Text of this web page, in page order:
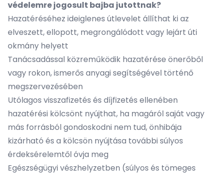
védelemre jogosult bajba jutottnak?
Hazatéréséhez ideiglenes útlevelet állíthat ki az
elveszett, ellopott, megrongálódott vagy lejárt úti
okmány helyett
Tanácsadással közreműködik hazatérése önerőből
vagy rokon, ismerős anyagi segítségével történő
megszervezésében
Utólagos visszafizetés és díjfizetés ellenében
hazatérési kölcsönt nyújthat, ha magáról saját vagy
más forrásból gondoskodni nem tud, önhibája
kizárható és a kölcsön nyújtása további súlyos
érdeksérelemtől óvja meg
Egészségügyi vészhelyzetben (súlyos és tömeges